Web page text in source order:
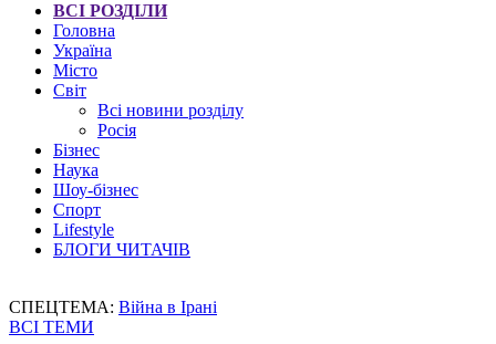
ВСІ РОЗДІЛИ
Головна
Україна
Місто
Світ
Всі новини розділу
Росія
Бізнес
Наука
Шоу-бізнес
Спорт
Lifestyle
БЛОГИ ЧИТАЧІВ
СПЕЦТЕМА: Війна в Ірані
ВСІ ТЕМИ